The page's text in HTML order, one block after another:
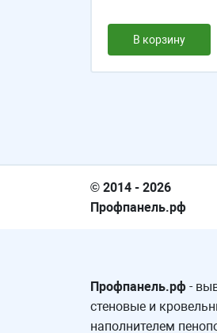
В корзину
© 2014 - 2026
Профпанель.рф
Профпанель.рф -
стеновые и
наполнителем